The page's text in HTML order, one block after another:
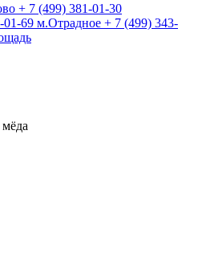
+ 7 (499) 381-01-30
01-69 м.Отрадное + 7 (499) 343-